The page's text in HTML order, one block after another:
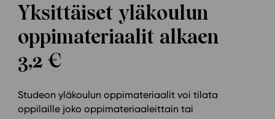
Yksittäiset yläkoulun
oppimateriaalit alkaen
3,2 €
Studeon yläkoulun oppimateriaalit voi tilata
oppilaille joko oppimateriaaleittain tai